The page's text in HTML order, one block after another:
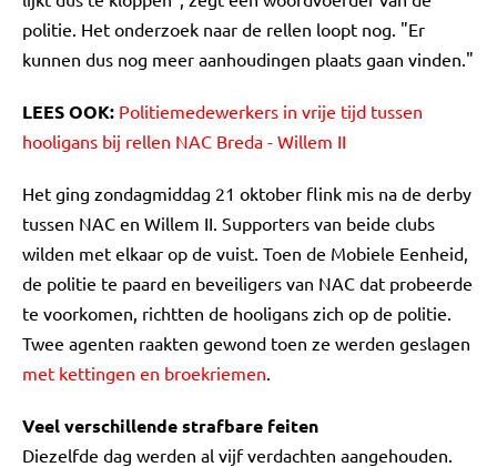
politie. Het onderzoek naar de rellen loopt nog. "Er
kunnen dus nog meer aanhoudingen plaats gaan vinden."
LEES OOK: Politiemedewerkers in vrije tijd tussen
hooligans bij rellen NAC Breda - Willem II
Het ging zondagmiddag 21 oktober flink mis na de derby
tussen NAC en Willem II. Supporters van beide clubs
wilden met elkaar op de vuist. Toen de Mobiele Eenheid,
de politie te paard en beveiligers van NAC dat probeerde
te voorkomen, richtten de hooligans zich op de politie.
Twee agenten raakten gewond toen ze werden geslagen
met kettingen en broekriemen.
Veel verschillende strafbare feiten
Diezelfde dag werden al vijf verdachten aangehouden.